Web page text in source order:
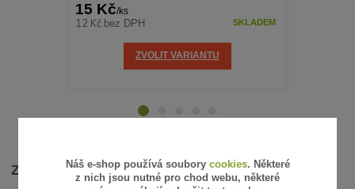
15 Kč/ks
12 Kč bez DPH SKLADEM
ZVOLIT VARIANTU
ZBOŽÍ ZAŘAZENO V KATEGORIÍCH
Náš e-shop používá soubory cookies. Některé
z nich jsou nutné pro chod webu, některé